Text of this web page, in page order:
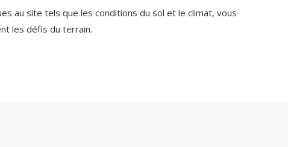
au site tels que les conditions du sol et le climat, vous
les défis du terrain.